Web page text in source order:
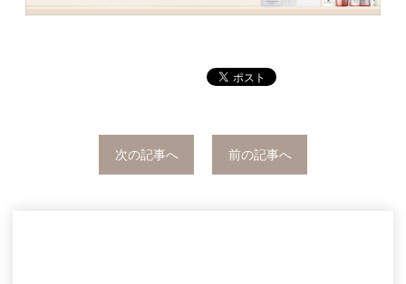
次の記事へ 前の記事へ